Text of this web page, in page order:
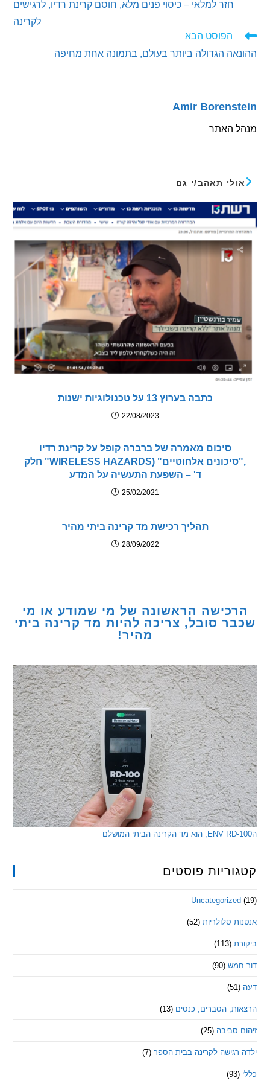
חזר למלאי – כיסוי פנים מלא, חוסם קרינת רדיו, לרגישים
הפוסט הבא
הגדולה ביותר בעולם, בתמונה אחת מחיפה
Amir
האתר
תאהב/י גם
כתבה בערוץ 13 על טכנולוגיות ישנות
22/08/2023
סיכום מאמרה של ברברה קופל על קרינת רדיו
,"סיכונים אלחוטיים" (WIRELESS HAZARDS" חלק
ד' – השפעת התעשיה על המדע
25/02/2021
תהליך רכישת מד קרינה ביתי מהיר
28/09/2022
הראשונה של מי שמודע או מי
סובל, צריכה להיות מד קרינה ביתי
מהיר!
פוסטים
סלולריות (52)
(90)
הסברים, כנסים (13)
סביבה (25)
לקרינה בבית הספר (7)